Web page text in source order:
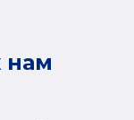
нам